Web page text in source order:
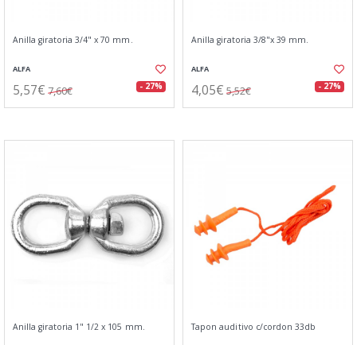
Anilla giratoria 3/4" x 70 mm.
ALFA
5,57€ 7,60€ - 27%
Anilla giratoria 3/8"x 39 mm.
ALFA
4,05€ 5,52€ - 27%
Anilla giratoria 1" 1/2 x 105 mm. Tapon auditivo c/cordon 33db